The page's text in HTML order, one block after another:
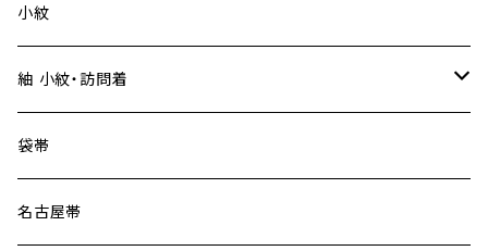
小紋
紬 小紋・訪問着
大島紬
袋帯
名古屋帯